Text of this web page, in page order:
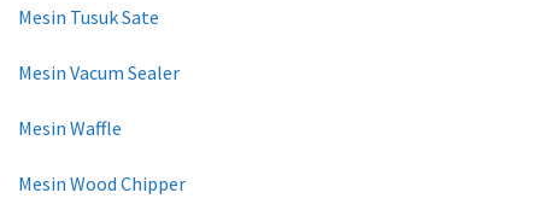
Mesin Tusuk Sate
Mesin Vacum Sealer
Mesin Waffle
Mesin Wood Chipper